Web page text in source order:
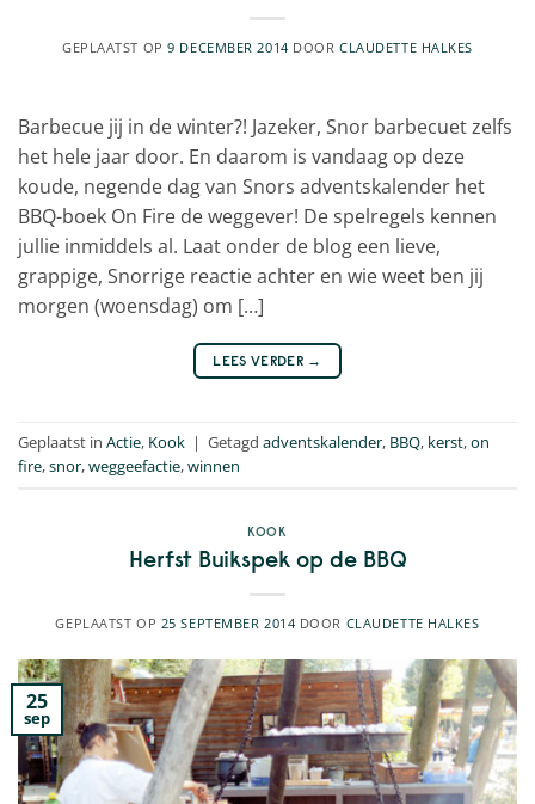
GEPLAATST OP9 DECEMBER 2014 DOORCLAUDETTE HALKES
Barbecue jij in de winter?! Jazeker, Snor barbecuet zelfs
het hele jaar door. En daarom is vandaag op deze
koude, negende dag van Snors adventskalender het
BBQ-boek On Fire de weggever! De spelregels kennen
jullie inmiddels al. Laat onder de blog een lieve,
grappige, Snorrige reactie achter en wie weet ben jij
morgen (woensdag) om […]
LEES VERDER →
Geplaatst in Actie, Kook | Getagd adventskalender, BBQ, kerst,on
fire,snor,weggeefactie,winnen
KOOK
Herfst Buikspek op de BBQ
GEPLAATST OP 25 SEPTEMBER 2014 DOOR CLAUDETTE HALKES
25
sep